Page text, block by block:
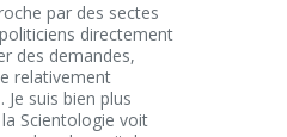
par des sectes
directement
des demandes,
relativement
Je suis bien plus
Scientologie voit